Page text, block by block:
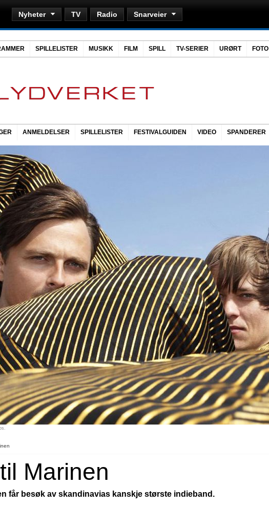
Nyheter TV Radio Snarveier
SPILLELISTER MUSIKK FILM SPILL TV-SERIER URØRT FOTO
ANMELDELSER SPILLELISTER FESTIVALGUIDEN VIDEO SPANDERER
Marinen
får besøk av skandinavias kanskje største indieband.